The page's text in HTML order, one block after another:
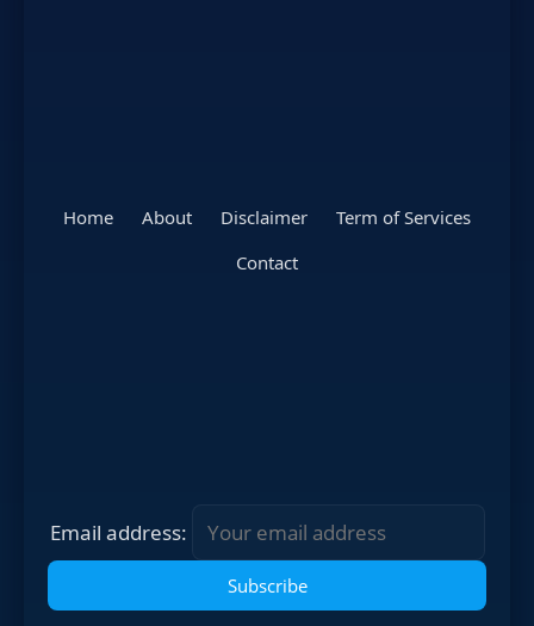
Home About Disclaimer
Term of Services
Contact
Email address: